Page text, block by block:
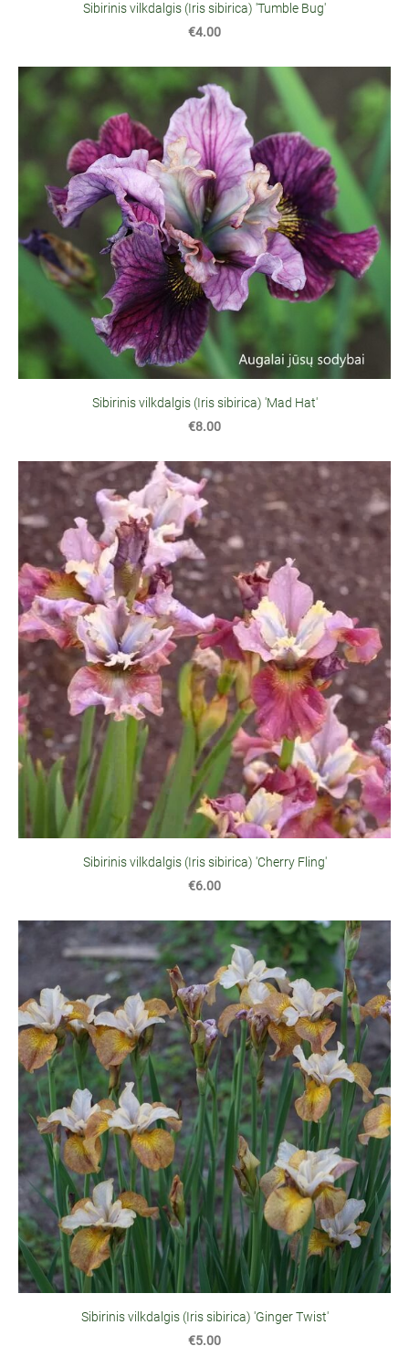
Sibirinis vilkdalgis (Iris sibirica) 'Tumble Bug'
€4.00
Sibirinis vilkdalgis (Iris sibirica) 'Mad Hat'
€8.00
Sibirinis vilkdalgis (Iris sibirica) 'Cherry Fling'
€6.00
Sibirinis vilkdalgis (Iris sibirica) 'Ginger Twist'
€5.00